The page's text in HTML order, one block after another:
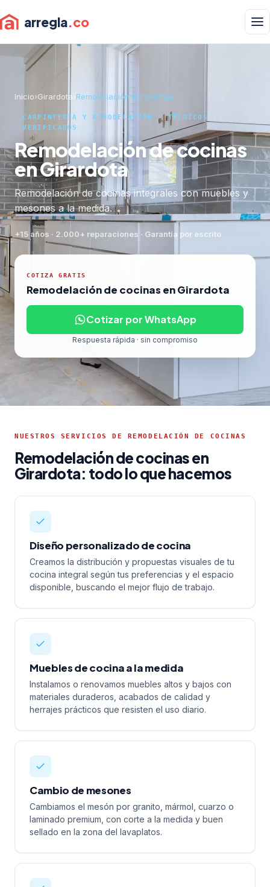
arregla.co
Inicio›Girardota› Remodelación de cocinas
CARPINTERÍA Y REMODELACIÓN · TÉCNICOS
VERIFICADOS
Remodelación de cocinas
en Girardota
Remodelación de cocinas integrales con muebles y
mesones a la medida.
+15 años · 2.000+ reparaciones · Garantía por escrito
COTIZA GRATIS
Remodelación de cocinas en Girardota
Cotizar por WhatsApp
Respuesta rápida · sin compromiso
NUESTROS SERVICIOS DE REMODELACIÓN DE COCINAS
Remodelación de cocinas en
Girardota: todo lo que hacemos
Diseño personalizado de cocina
Creamos la distribución y propuestas visuales de tu
cocina integral según tus preferencias y el espacio
disponible, buscando el mejor flujo de trabajo.
Muebles de cocina a la medida
Instalamos o renovamos muebles altos y bajos con
materiales duraderos, acabados de calidad y
herrajes prácticos que resisten el uso diario.
Cambio de mesones
Cambiamos el mesón por granito, mármol, cuarzo o
laminado premium, con corte a la medida y buen
sellado en la zona del lavaplatos.